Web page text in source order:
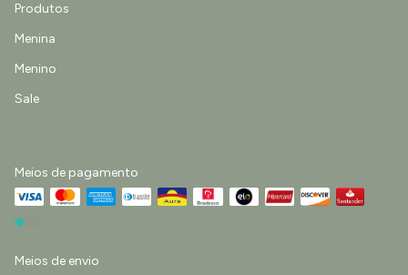
Produtos
Menina
Menino
Sale
Meios de pagamento
Meios de envio